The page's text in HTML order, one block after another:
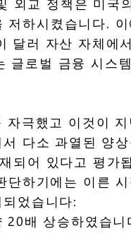
하시켰습니다.
러 자산 자체에
글로벌 금융 시스
극했고 이것이
다소 과열된 양
되어 있다고 평
하기에는 이른
었습니다:
배 상승하였습니